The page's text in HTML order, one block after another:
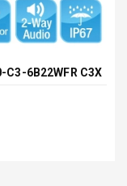
6B22WFR C3X